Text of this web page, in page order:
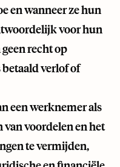
en wanneer ze hun
voor hun
recht op
verlof of
een werknemer als
voordelen en het
te vermijden,